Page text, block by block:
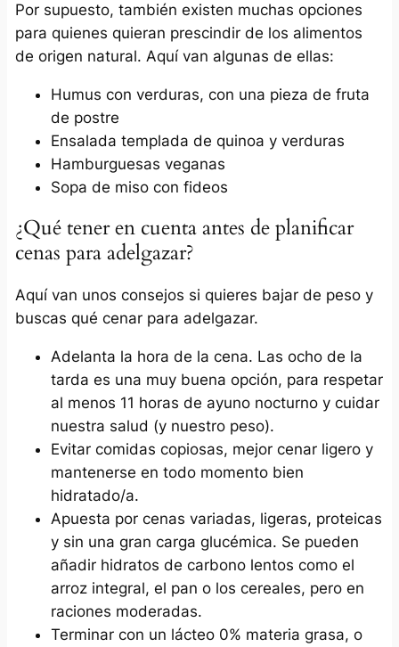
Por supuesto, también existen muchas opciones
para quienes quieran prescindir de los alimentos
de origen natural. Aquí van algunas de ellas:
Humus con verduras, con una pieza de fruta
de postre
Ensalada templada de quinoa y verduras
Hamburguesas veganas
Sopa de miso con fideos
¿Qué tener en cuenta antes de planificar
cenas para adelgazar?
Aquí van unos consejos si quieres bajar de peso y
buscas qué cenar para adelgazar.
Adelanta la hora de la cena. Las ocho de la
tarda es una muy buena opción, para respetar
al menos 11 horas de ayuno nocturno y cuidar
nuestra salud (y nuestro peso).
Evitar comidas copiosas, mejor cenar ligero y
mantenerse en todo momento bien
hidratado/a.
Apuesta por cenas variadas, ligeras, proteicas
y sin una gran carga glucémica. Se pueden
añadir hidratos de carbono lentos como el
arroz integral, el pan o los cereales, pero en
raciones moderadas.
Terminar con un lácteo 0% materia grasa, o